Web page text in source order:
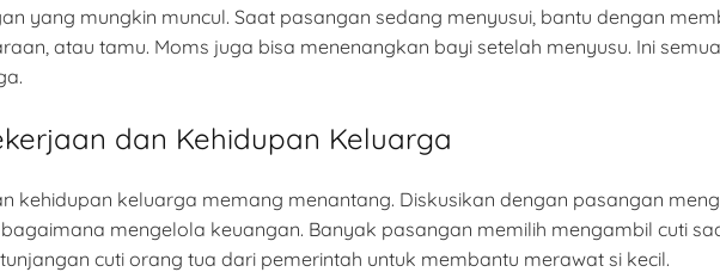
yang mungkin muncul. Saat pasangan sedang menyusui, bantu dengan
atau tamu. Moms juga bisa menenangkan bayi setelah menyusu. Ini
dan Kehidupan Keluarga
kehidupan keluarga memang menantang. Diskusikan dengan pasangan
mengelola keuangan. Banyak pasangan memilih mengambil cuti
cuti orang tua dari pemerintah untuk membantu merawat si kecil.